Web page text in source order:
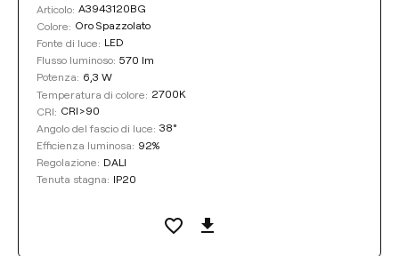
Articolo: A3943120BG
Colore: Oro Spazzolato
Fonte di luce: LED
Flusso luminoso: 570 lm
Potenza: 6,3 W
Temperatura di colore: 2700K
CRI: CRI>90
Angolo del fascio di luce: 38°
Efficienza luminosa: 92%
Regolazione: DALI
Tenuta stagna: IP20